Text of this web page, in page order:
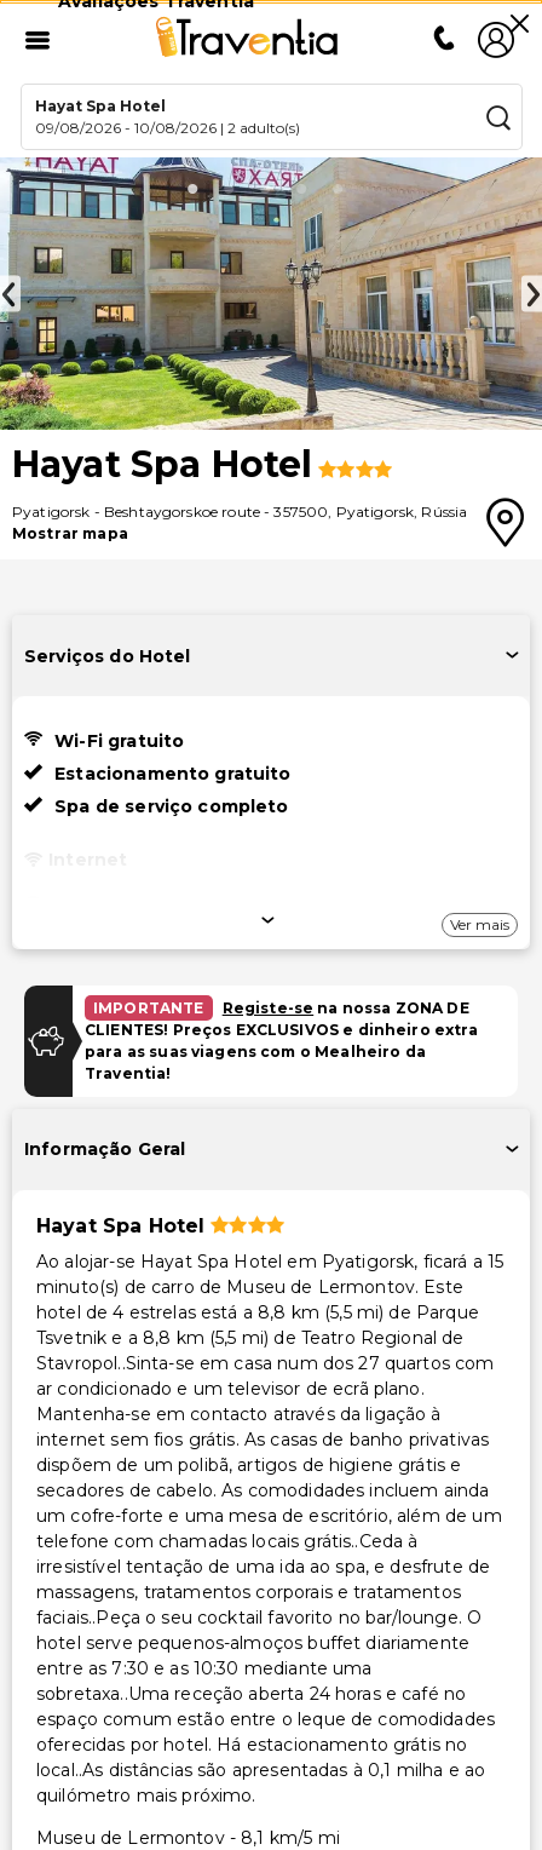
Hayat Spa Hotel
09/08/2026 -10/08/2026 |2 adulto(s)
Hayat Spa Hotel
Pyatigorsk - Beshtaygorskoe route-357500, Pyatigorsk, Rússia
Mostrar mapa
Serviços do Hotel
Wi-Fi gratuito
Estacionamento gratuito
Spa de serviço completo
Estacionamento
Estacionamento gratuito
Estacionamento prolongado gratuito
Spa de serviço completo
Instalações
Salas de reunião
Espaço para conferências
Acessibilidade
Estacionamento acessível para cadeira de rodas
Outros serviços
Cofre na recepção
Serviço de lavanderia
Ver mais
IMPORTANTE Registe-se na nossa ZONA DE
CLIENTES! Preços EXCLUSIVOS e dinheiro extra
para as suas viagens com o Mealheiro da
Traventia!
Informação Geral
Hayat Spa Hotel
Ao alojar-se Hayat Spa Hotel em Pyatigorsk, ficará a 15
minuto(s) de carro de Museu de Lermontov. Este
hotel de 4 estrelas está a 8,8 km (5,5 mi) de Parque
Tsvetnik e a 8,8 km (5,5 mi) de Teatro Regional de
Stavropol..Sinta-se em casa num dos 27 quartos com
ar condicionado e um televisor de ecrã plano.
Mantenha-se em contacto através da ligação à
internet sem fios grátis. As casas de banho privativas
dispõem de um polibã, artigos de higiene grátis e
secadores de cabelo. As comodidades incluem ainda
um cofre-forte e uma mesa de escritório, além de um
telefone com chamadas locais grátis..Ceda à
irresistível tentação de uma ida ao spa, e desfrute de
massagens, tratamentos corporais e tratamentos
faciais..Peça o seu cocktail favorito no bar/lounge. O
hotel serve pequenos-almoços buffet diariamente
entre as 7:30 e as 10:30 mediante uma
sobretaxa..Uma receção aberta 24 horas e café no
espaço comum estão entre o leque de comodidades
oferecidas por hotel. Há estacionamento grátis no
local..As distâncias são apresentadas à 0,1 milha e ao
quilómetro mais próximo.
Museu de Lermontov - 8,1 km/5 mi